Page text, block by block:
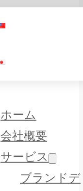
ホーム
会社概要
サービス
ブランドデ